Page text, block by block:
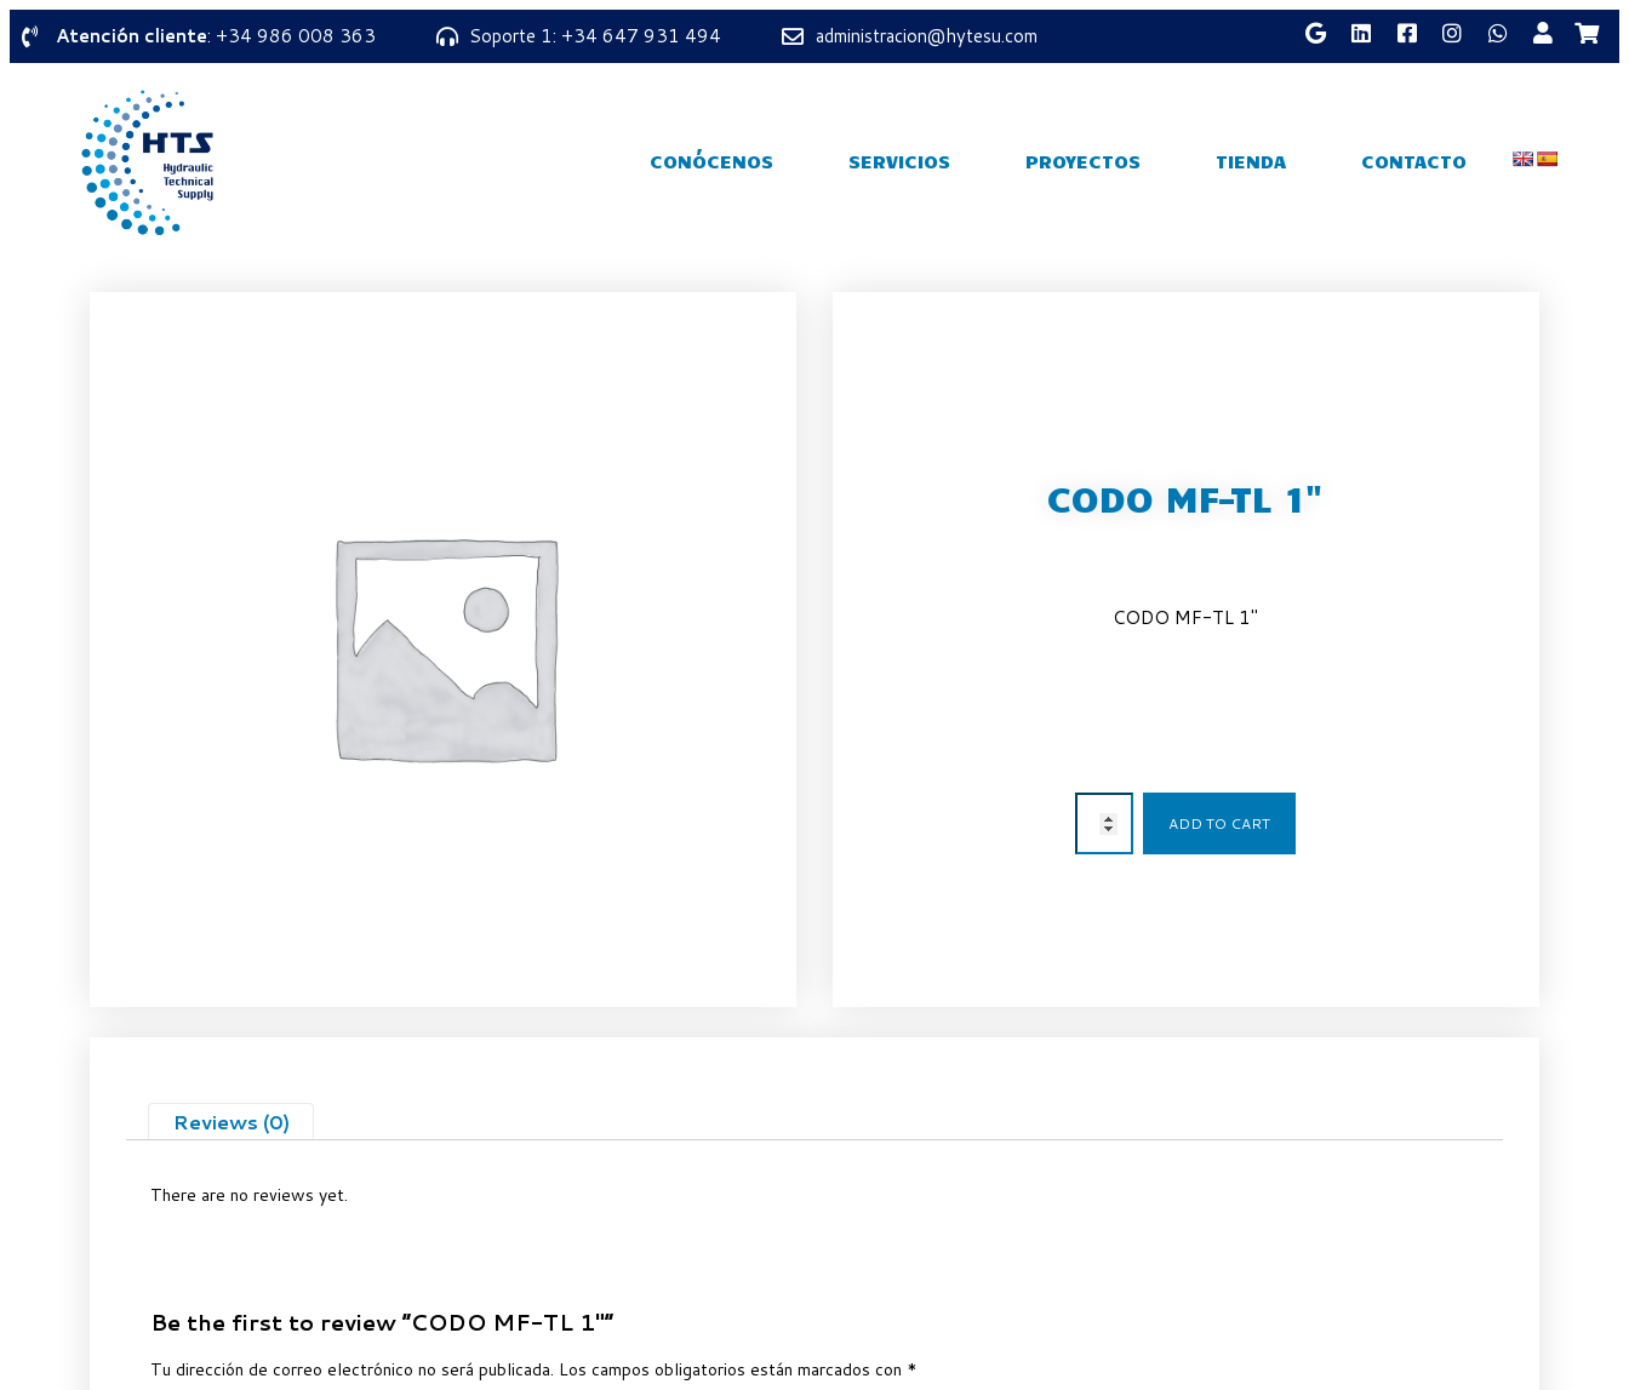
Atención cliente: +34 986 008 363 Soporte 1: +34 647 931 494 administracion@hytesu.com
CONÓCENOS SERVICIOS PROYECTOS TIENDA CONTACTO
CODO MF-TL 1"
CODO MF-TL 1″
ADD TO CART
Reviews (0)
There are no reviews yet.
Be the first to review “CODO MF-TL 1″”
Tu dirección de correo electrónico no será publicada. Los campos obligatorios están marcados con *